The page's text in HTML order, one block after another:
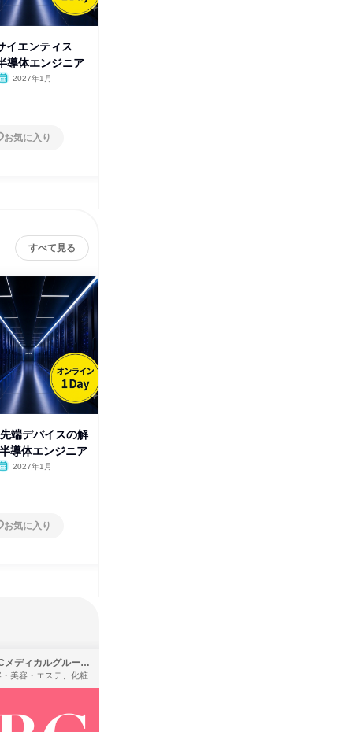
イエンティス
導体エンジニア
2027年1月
お気に入り
すべて見る
端デバイスの解
導体エンジニア
2027年1月
お気に入り
SBCメディカルグループ株式会社